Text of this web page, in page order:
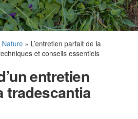
Nature » L’entretien parfait de la
et conseils essentiels
entretien
tradescantia